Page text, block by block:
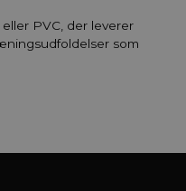
PVC, der leverer
som